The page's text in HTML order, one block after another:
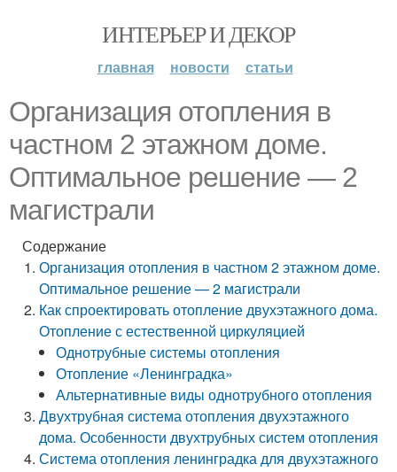
ИНТЕРЬЕР И ДЕКОР
главная новости статьи
Организация отопления в
частном 2 этажном доме.
Оптимальное решение — 2
магистрали
Содержание
Организация отопления в частном 2 этажном доме.
Оптимальное решение — 2 магистрали
Как спроектировать отопление двухэтажного дома.
Отопление с естественной циркуляцией
Однотрубные системы отопления
Отопление «Ленинградка»
Альтернативные виды однотрубного отопления
Двухтрубная система отопления двухэтажного
дома. Особенности двухтрубных систем отопления
Система отопления ленинградка для двухэтажного